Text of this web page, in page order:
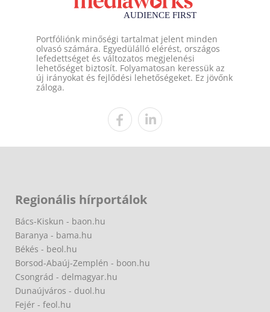
Portfóliónk minőségi tartalmat jelent minden
olvasó számára. Egyedülálló elérést, országos
lefedettséget és változatos megjelenési
lehetőséget biztosít. Folyamatosan keressük az
új irányokat és fejlődési lehetőségeket. Ez jövőnk
záloga.
Regionális hírportálok
Bács-Kiskun - baon.hu
Baranya - bama.hu
Békés - beol.hu
Borsod-Abaúj-Zemplén - boon.hu
Csongrád - delmagyar.hu
Dunaújváros - duol.hu
Fejér - feol.hu